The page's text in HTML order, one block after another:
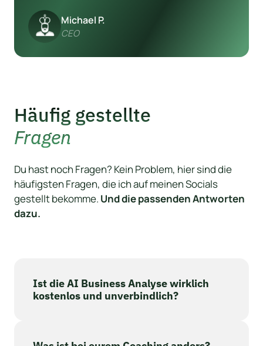
Michael P.
CEO
Häufig gestellte
Fragen
Du hast noch Fragen? Kein Problem, hier sind die
häufigsten Fragen, die ich auf meinen Socials
gestellt bekomme. Und die passenden Antworten
dazu.
Ist die AI Business Analyse wirklich
kostenlos und unverbindlich?
versteckte Kosten. Wir schauen gemeinsam,